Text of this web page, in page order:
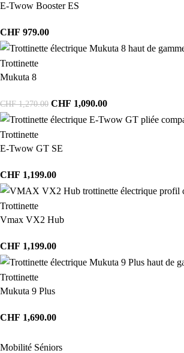
E-Twow Booster ES
CHF 979.00
Trottinette
Mukuta 8
CHF1,270.00 CHF 1,090.00
Trottinette
E-Twow GT SE
CHF 1,199.00
Trottinette
Vmax VX2 Hub
CHF 1,199.00
Trottinette
Mukuta 9 Plus
CHF 1,690.00
Mobilité Séniors